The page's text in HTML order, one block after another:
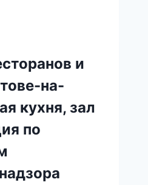
и
на-
кухня, зал
по